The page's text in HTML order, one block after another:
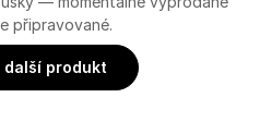
připravované.
další produkt